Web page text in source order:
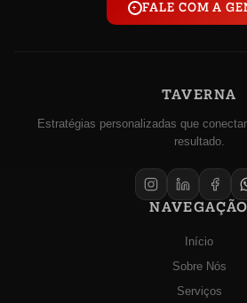
+ FALE COM A
TAVERNA
Estratégias personalizadas que
resultado.
NAVEGAÇÃO
Início
Sobre Nós
Serviços